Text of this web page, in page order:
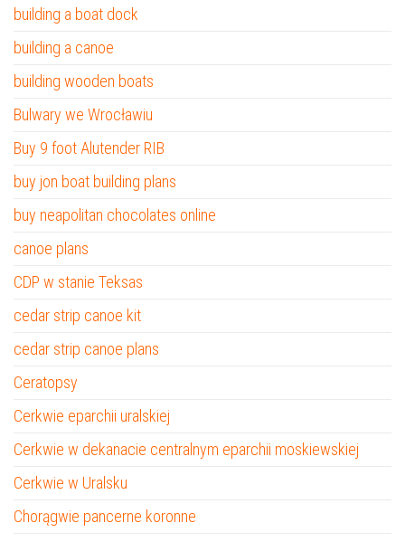
building a boat dock
building a canoe
building wooden boats
Bulwary we Wrocławiu
Buy 9 foot Alutender RIB
buy jon boat building plans
buy neapolitan chocolates online
canoe plans
CDP w stanie Teksas
cedar strip canoe kit
cedar strip canoe plans
Ceratopsy
Cerkwie eparchii uralskiej
Cerkwie w dekanacie centralnym eparchii moskiewskiej
Cerkwie w Uralsku
Chorągwie pancerne koronne